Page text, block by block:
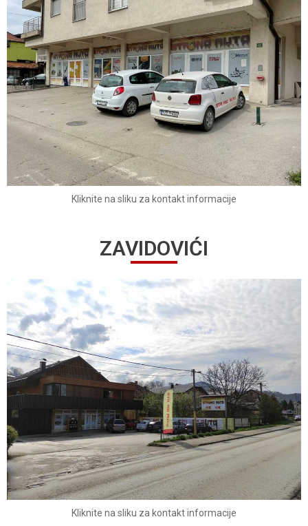
Kliknite na sliku za kontakt informacije
ZAVIDOVIĆI
Kliknite na sliku za kontakt informacije